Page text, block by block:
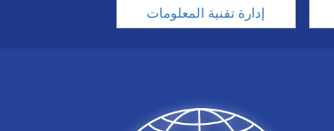
إدارة تقنية المعلومات